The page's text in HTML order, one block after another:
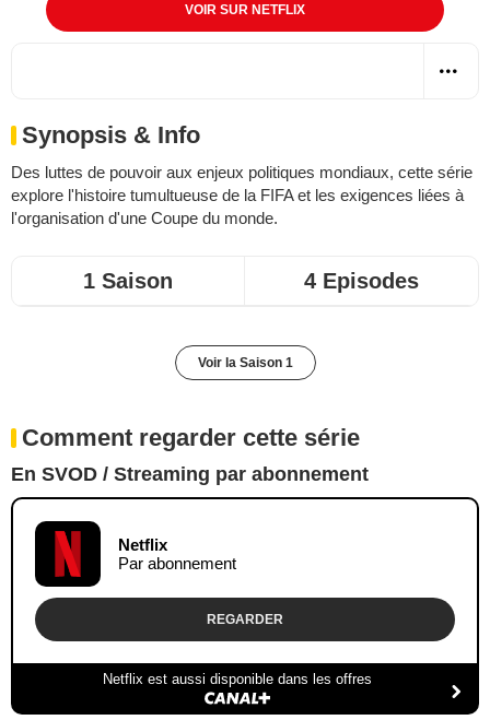
VOIR SUR NETFLIX
Synopsis & Info
Des luttes de pouvoir aux enjeux politiques mondiaux, cette série
explore l'histoire tumultueuse de la FIFA et les exigences liées à
l'organisation d'une Coupe du monde.
1 Saison 4 Episodes
Voir la Saison 1
Comment regarder cette série
En SVOD / Streaming par abonnement
Netflix
Par abonnement
REGARDER
Netflix est aussi disponible dans les offres